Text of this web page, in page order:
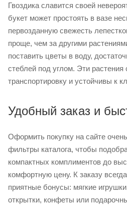
Гвоздика славится своей
букет может простоять в вазе
первозданную свежесть
проще, чем за другими
поставить цветы в воду,
стеблей под углом. Эти растения
транспортировку и устойчивы к
Удобный заказ и
Оформить покупку на сайте
фильтры каталога, чтобы
компактных комплиментов до
комфортную цену. К заказу
приятные бонусы: мягкие
открытки, конфеты или